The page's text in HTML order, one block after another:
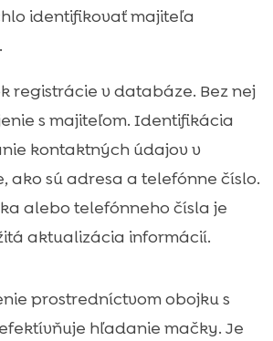
identifikovať majiteľa
registrácie v databáze. Bez nej
s majiteľom. Identifikácia
kontaktných údajov v
ako sú adresa a telefónne číslo.
alebo telefónneho čísla je
aktualizácia informácií.
prostredníctvom obojku s
hľadanie mačky. Je